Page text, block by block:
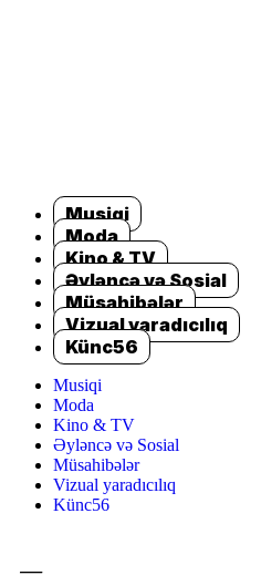
Musiqi
Moda
Kino & TV
Əyləncə və Sosial
Müsahibələr
Vizual yaradıcılıq
Künc56
Musiqi
Moda
Kino & TV
Əyləncə və Sosial
Müsahibələr
Vizual yaradıcılıq
Künc56